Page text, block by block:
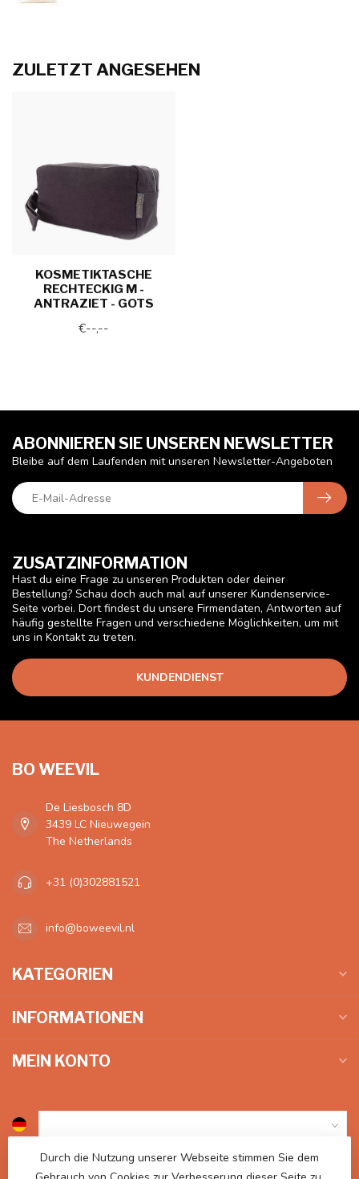
ZULETZT ANGESEHEN
KOSMETIKTASCHE
RECHTECKIG M -
ANTRAZIET - GOTS
€--,--
ZUSATZINFORMATION
Hast du eine Frage zu unseren Produkten oder deiner
Bestellung? Schau doch auch mal auf unserer Kundenservice-
Seite vorbei. Dort findest du unsere Firmendaten, Antworten auf
häufig gestellte Fragen und verschiedene Möglichkeiten, um mit
uns in Kontakt zu treten.
KUNDENDIENST
ABONNIEREN SIE UNSEREN NEWSLETTER
Bleibe auf dem Laufenden mit unseren Newsletter-Angeboten
BO WEEVIL
De Liesbosch 8D
3439 LC Nieuwegein
The Netherlands
+31 (0)302881521
info@boweevil.nl
KATEGORIEN
INFORMATIONEN
MEIN KONTO
Durch die Nutzung unserer Webseite stimmen Sie dem